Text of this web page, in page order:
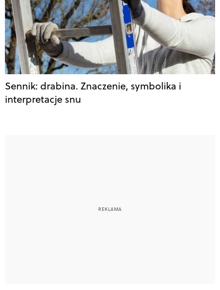
Sennik: drabina. Znaczenie, symbolika i
interpretacje snu